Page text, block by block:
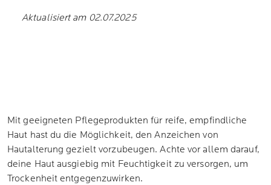
Aktualisiert am 02.07.2025
Mit geeigneten Pflegeprodukten für reife, empfindliche
Haut hast du die Möglichkeit, den Anzeichen von
Hautalterung gezielt vorzubeugen. Achte vor allem darauf,
deine Haut ausgiebig mit Feuchtigkeit zu versorgen, um
Trockenheit entgegenzuwirken.